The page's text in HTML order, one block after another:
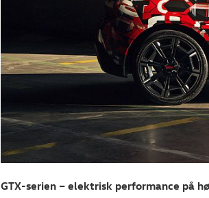
GTX-serien – elektrisk performance på